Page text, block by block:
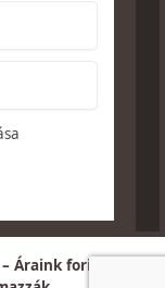
Áraink forintban